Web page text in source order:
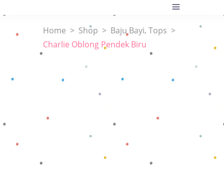
Home > Shop > Baju Bayi, Tops >
Charlie Oblong Pendek Biru